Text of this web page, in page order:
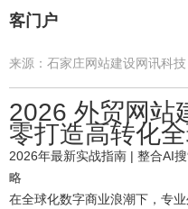
客门户
来源： 石家庄网站建设网讯科技
2026 外贸网站
零打造高转化
2026年最新实战指南 | 整合AI
略
在全球化数字商业浪潮下，专